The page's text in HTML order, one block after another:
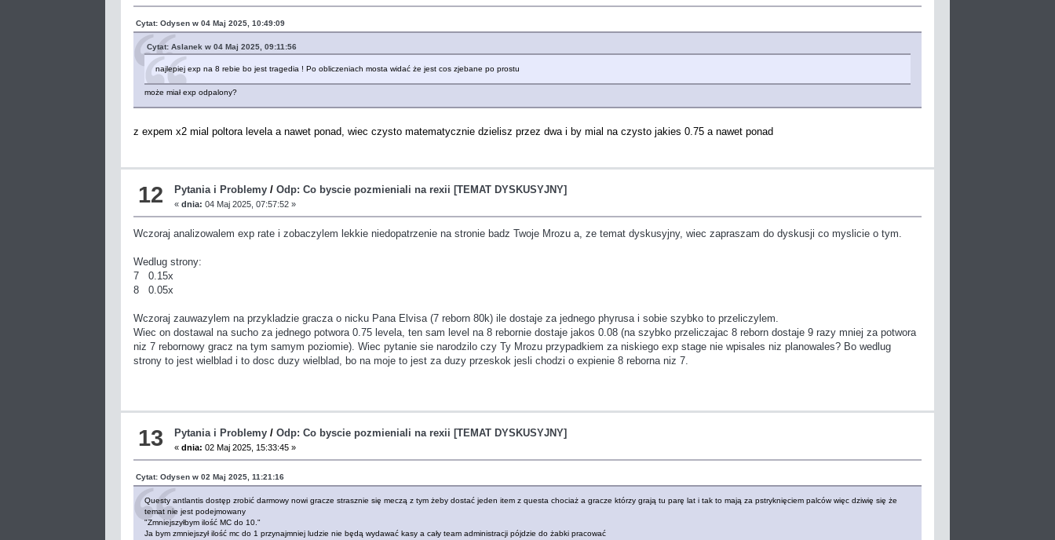
Cytat: Odysen w 04 Maj 2025, 10:49:09
Cytat: Aslanek w 04 Maj 2025, 09:11:56
najlepiej exp na 8 rebie bo jest tragedia ! Po obliczeniach mosta widać że jest cos zjebane po prostu
może miał exp odpalony?
z expem x2 mial poltora levela a nawet ponad, wiec czysto matematycznie dzielisz przez dwa i by mial na czysto jakies 0.75 a nawet ponad
12 Pytania i Problemy /Odp: Co byscie pozmieniali na rexii [TEMAT DYSKUSYJNY]
«dnia: 04 Maj 2025, 07:57:52 »
Wczoraj analizowalem exp rate i zobaczylem lekkie niedopatrzenie na stronie badz Twoje Mrozu a, ze temat dyskusyjny, wiec zapraszam do dyskusji co myslicie o tym.
Wedlug strony:
7 0.15x
8 0.05x
Wczoraj zauwazylem na przykladzie gracza o nicku Pana Elvisa (7 reborn 80k) ile dostaje za jednego phyrusa i sobie szybko to przeliczylem.
Wiec on dostawal na sucho za jednego potwora 0.75 levela, ten sam level na 8 rebornie dostaje jakos 0.08 (na szybko przeliczajac 8 reborn dostaje 9 razy mniej za potwora
niz 7 rebornowy gracz na tym samym poziomie). Wiec pytanie sie narodzilo czy Ty Mrozu przypadkiem za niskiego exp stage nie wpisales niz planowales? Bo wedlug
strony to jest wielblad i to dosc duzy wielblad, bo na moje to jest za duzy przeskok jesli chodzi o expienie 8 reborna niz 7.
13 Pytania i Problemy /Odp: Co byscie pozmieniali na rexii [TEMAT DYSKUSYJNY]
«dnia: 02 Maj 2025, 15:33:45 »
Cytat: Odysen w 02 Maj 2025, 11:21:16
Questy antlantis dostęp zrobić darmowy nowi gracze strasznie się meczą z tym żeby dostać jeden item z questa chociaż a gracze którzy grają tu parę lat i tak to mają za pstryknięciem palców więc dziwię się że
temat nie jest podejmowany
"Zmniejszyłbym ilość MC do 10."
Ja bym zmniejszył ilość mc do 1 przynajmniej ludzie nie będą wydawać kasy a cały team administracji pójdzie do żabki pracować